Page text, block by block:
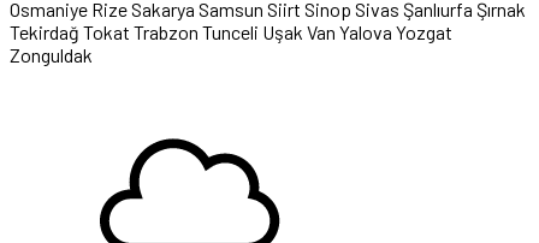
Osmaniye RizeSakarya Samsun Siirt Sinop Sivas Şanlıurfa Şırnak
Tekirdağ Tokat Trabzon Tunceli Uşak Van Yalova Yozgat
Zonguldak